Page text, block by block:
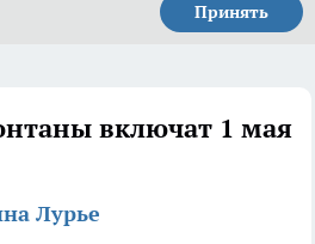
Принять
включат 1 мая
Лурье